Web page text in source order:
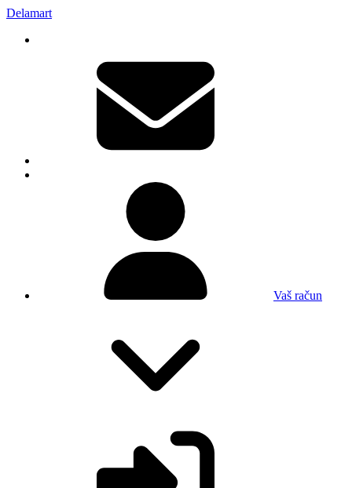
Delamart
Vaš račun